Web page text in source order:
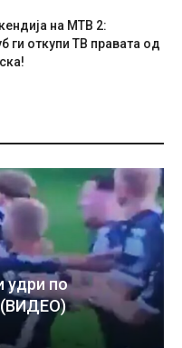
на МТВ 2:
ги откупи ТВ правата од
удри по